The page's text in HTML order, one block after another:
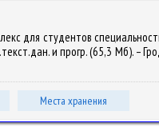
для студентов
и прогр. (65,3 Мб). –
Места хранения